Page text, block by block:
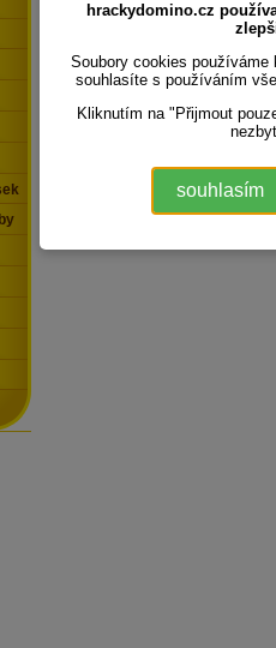
hrackydomino.cz
Soubory cookies
souhlasíte s používáním
Kliknutím na "Přijmout
souhlasím